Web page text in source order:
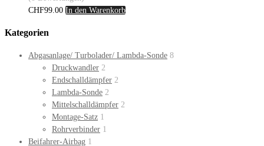
CHF99.00 In den Warenkorb
Kategorien
Abgasanlage/ Turbolader/ Lambda-Sonde 8
Druckwandler 2
Endschalldämpfer 2
Lambda-Sonde 2
Mittelschalldämpfer 2
Montage-Satz 1
Rohrverbinder 1
Beifahrer-Airbag 1